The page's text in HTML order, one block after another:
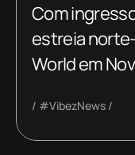
Com
estreia
World em
#VibezNews